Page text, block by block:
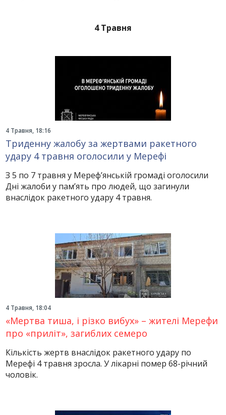
4 Травня
4 Травня, 18:16
Триденну жалобу за жертвами ракетного
удару 4 травня оголосили у Мерефі
З 5 по 7 травня у Мереф’янській громаді оголосили
Дні жалоби у пам’ять про людей, що загинули
внаслідок ракетного удару 4 травня.
4 Травня, 18:04
«Мертва тиша, і різко вибух» – жителі Мерефи
про «приліт», загиблих семеро
Кількість жертв внаслідок ракетного удару по
Мерефі 4 травня зросла. У лікарні помер 68-річний
чоловік.